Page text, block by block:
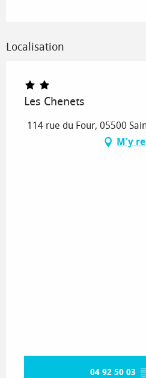
Localisation
Les Chenets
114 rue du Four, 05500
M'y
04 92 50 03